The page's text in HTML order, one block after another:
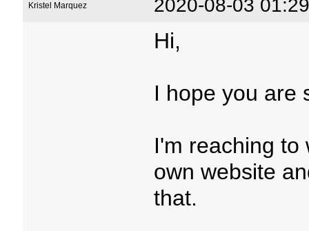
Kristel Marquez 2020-08-03
Hi,
I hope you are
I'm reaching to
own website
that.